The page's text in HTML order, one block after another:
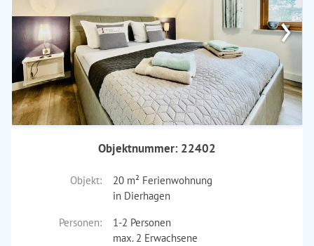
›
Objektnummer: 22402
Objekt:
20 m² Ferienwohnung
in Dierhagen
Personen:
1-2 Personen
max. 2 Erwachsene